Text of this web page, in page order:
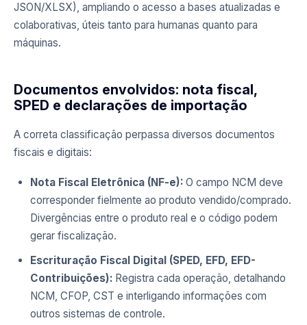
JSON/XLSX), ampliando o acesso a bases atualizadas e
colaborativas, úteis tanto para humanas quanto para
máquinas.
Documentos envolvidos: nota fiscal,
SPED e declarações de importação
A correta classificação perpassa diversos documentos
fiscais e digitais:
Nota Fiscal Eletrônica (NF-e): O campo NCM deve
corresponder fielmente ao produto vendido/comprado.
Divergências entre o produto real e o código podem
gerar fiscalização.
Escrituração Fiscal Digital (SPED, EFD, EFD-
Contribuições): Registra cada operação, detalhando
NCM, CFOP, CST e interligando informações com
outros sistemas de controle.